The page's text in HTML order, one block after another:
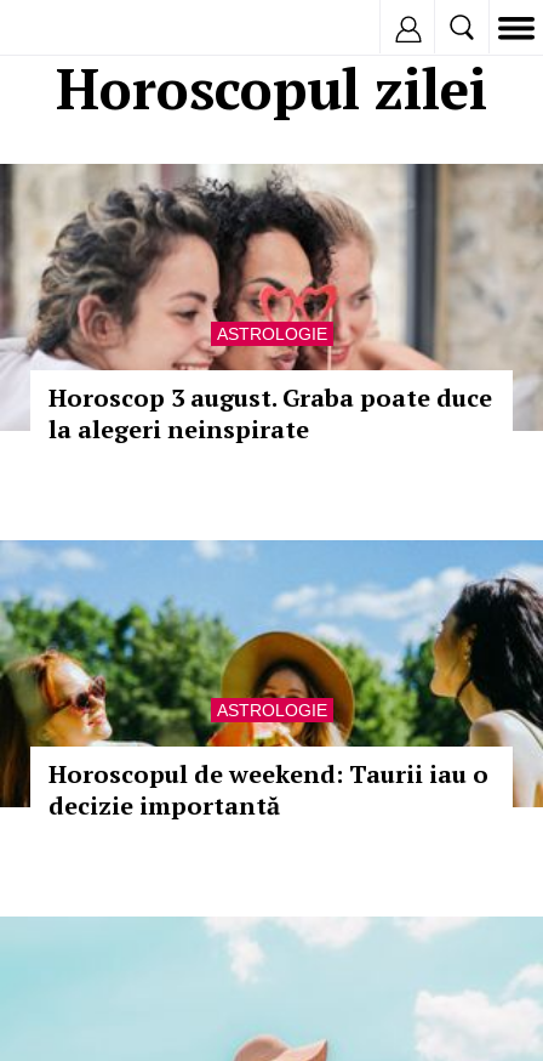
Horoscopul zilei
ASTROLOGIE
Horoscop 3 august. Graba poate duce
la alegeri neinspirate
ASTROLOGIE
Horoscopul de weekend: Taurii iau o
decizie importantă